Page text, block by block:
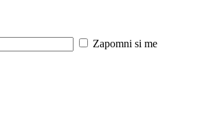
Zapomni si me